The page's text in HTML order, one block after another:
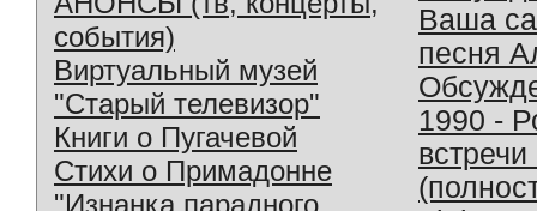
события)
Виртуальный музей
"Старый телевизор"
Книги о Пугачевой
Стихи о Примадонне
"Изнанка парадного
Ваша
песня
1990 -